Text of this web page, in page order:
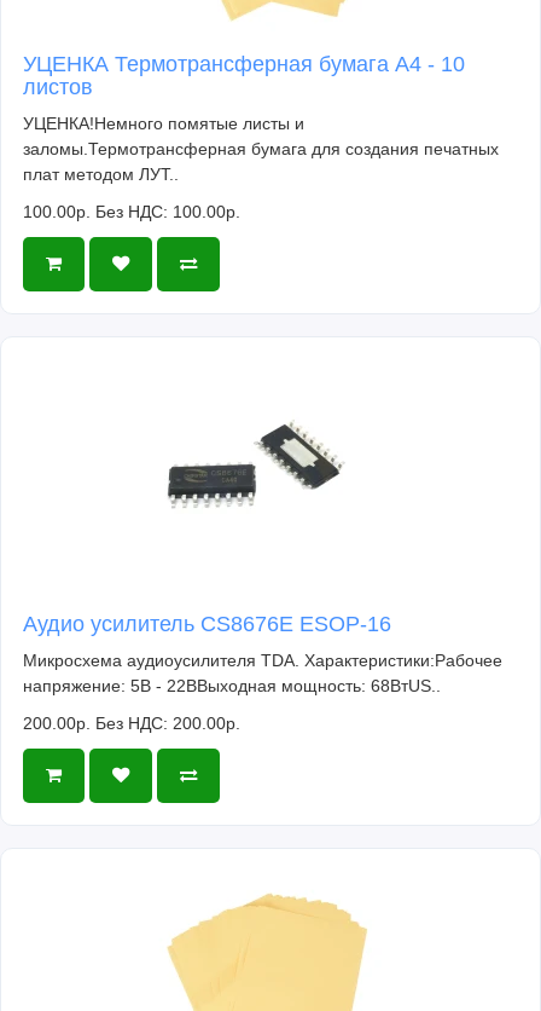
УЦЕНКА Термотрансферная бумага А4 - 10
листов
УЦЕНКА!Немного помятые листы и
заломы.Термотрансферная бумага для создания печатных
плат методом ЛУТ..
100.00р. Без НДС: 100.00р.
Аудио усилитель CS8676E ESOP-16
Микросхема аудиоусилителя TDA. Характеристики:Рабочее
напряжение: 5В - 22ВВыходная мощность: 68ВтUS..
200.00р. Без НДС: 200.00р.